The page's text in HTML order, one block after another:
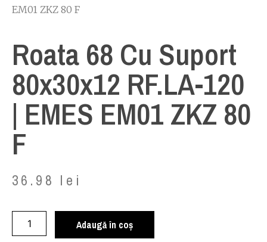
EM01 ZKZ 80 F
Roata 68 Cu Suport
80x30x12 RF.LA-120
| EMES EM01 ZKZ 80
F
36.98 lei
Adaugă în coș